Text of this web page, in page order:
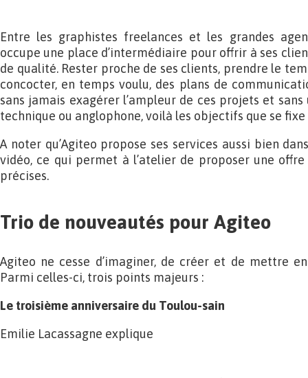
Entre les graphistes freelances et les grandes
occupe une place d’intermédiaire pour offrir à ses
de qualité. Rester proche de ses clients, prendre le
concocter, en temps voulu, des plans de
sans jamais exagérer l’ampleur de ces projets et
technique ou anglophone, voilà les objectifs que se
A noter qu’Agiteo propose ses services aussi bien
vidéo, ce qui permet à l’atelier de proposer une
précises.
Trio de nouveautés pour Agiteo
Agiteo ne cesse d’imaginer, de créer et de mettre
Parmi celles-ci, trois points majeurs :
Le troisième anniversaire du Toulou-sain
Emilie Lacassagne explique